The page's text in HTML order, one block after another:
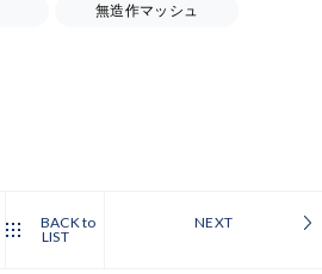
無造作マッシュ
BACK to
LIST
NEXT